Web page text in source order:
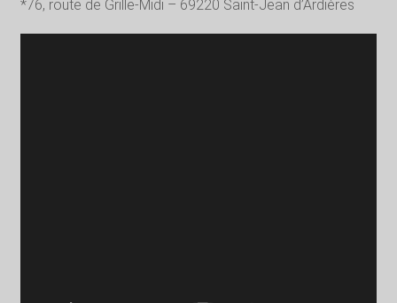
*76, route de Grille-Midi – 69220 Saint-Jean d’Ardières